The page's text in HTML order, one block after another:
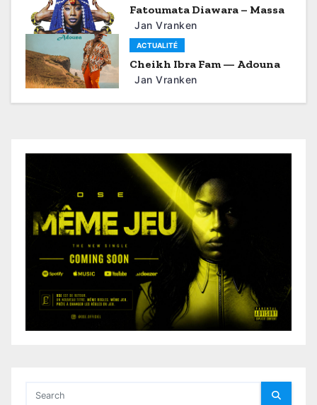
g
a
t
o
n
Fatoumata Diawara – Massa
Jan Vranken
ACTUALITÉ
Cheikh Ibra Fam — Adouna
Jan Vranken